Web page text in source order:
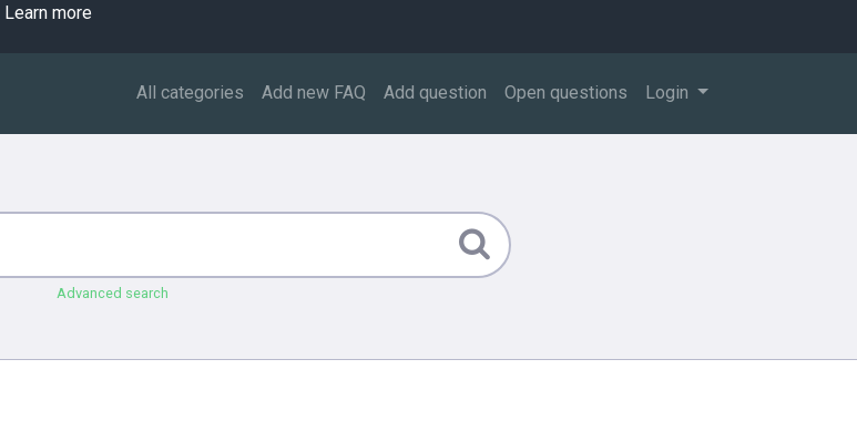
Learn more
All categories Add new FAQ Add question Open questions Login
Advanced search